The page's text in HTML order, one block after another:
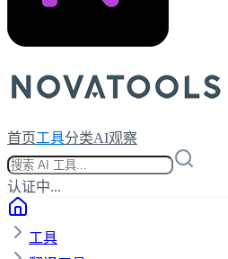
首页工具分类AI观察
认证中...
工具